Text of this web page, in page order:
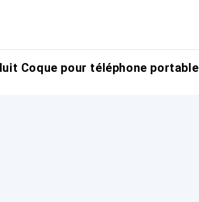
Coque pour téléphone portable